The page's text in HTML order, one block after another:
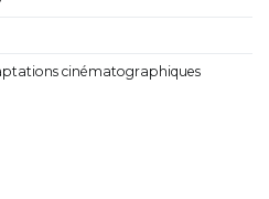
cinématographiques